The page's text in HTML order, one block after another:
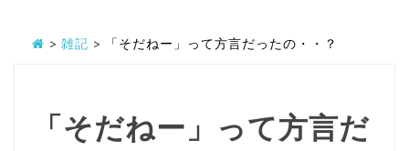
> 雑記 > 「そだねー」って方言だったの・・？
「そだねー」って方言だ